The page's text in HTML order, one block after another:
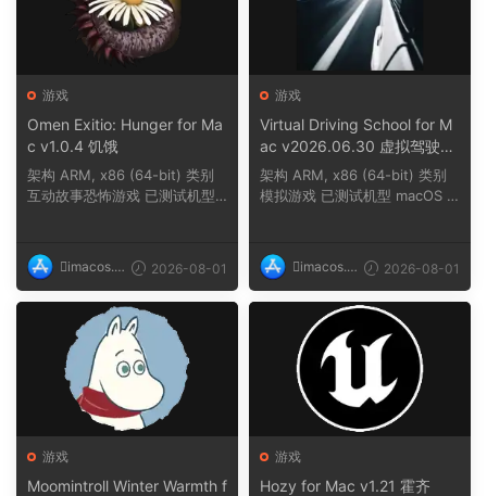
游戏
Omen Exitio: Hunger for Ma
c v1.0.4 饥饿
架构 ARM, x86 (64-bit) 类别
互动故事恐怖游戏 已测试机型
imacos.t
op
2026-08-01
游戏
Virtual Driving School for M
ac v2026.06.30 虚拟驾驶学
校
架构 ARM, x86 (64-bit) 类别
模拟游戏 已测试机型 macOS T
imacos.t
op
2026-08-01
游戏
Moomintroll Winter Warmth f
游戏
Hozy for Mac v1.21 霍齐